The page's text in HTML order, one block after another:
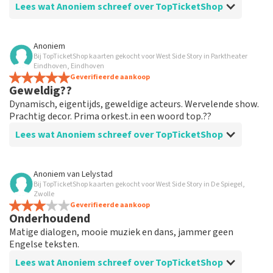
Lees wat Anoniem schreef over TopTicketShop
Beoordeling van Anoniem over
prima geregeld
weer een geweldige ervaring via Top TicketShop. alles
weer goed geregeld.
Anoniem
Bij TopTicketShop kaarten gekocht voor West Side Story in Parktheater
Eindhoven, Eindhoven
Geverifieerde aankoop
Geweldig??
Dynamisch, eigentijds, geweldige acteurs. Wervelende show.
Prachtig decor. Prima orkest.in een woord top.??
Lees wat Anoniem schreef over TopTicketShop
Beoordeling van Anoniem over
Geolied
Goede mailwisseling. En efficiënt geregeld. Gewoon
goed georganiseerd. Houden zo
Anoniem van Lelystad
Bij TopTicketShop kaarten gekocht voor West Side Story in De Spiegel,
Zwolle
Geverifieerde aankoop
Onderhoudend
Matige dialogen, mooie muziek en dans, jammer geen
Engelse teksten.
Lees wat Anoniem schreef over TopTicketShop